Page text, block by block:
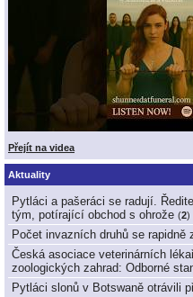
Přejít na videa
Aktuality
Pytláci a pašeráci se radují.
tým, potírající obchod s ohrože (2)
Počet invazních druhů se rapidně
Česká asociace veterinárních
zoologických zahrad: Odborné
Pytláci slonů v Botswaně otrávili